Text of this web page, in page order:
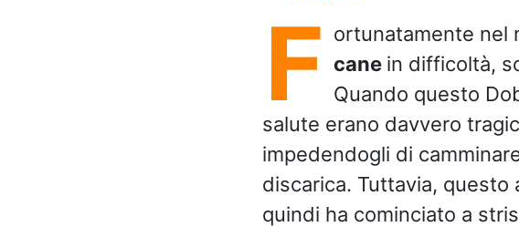
F ortunatamente nel
cane in difficoltà,
Quando questo
salute erano davvero
impedendogli di
discarica. Tuttavia, questo
quindi ha cominciato a